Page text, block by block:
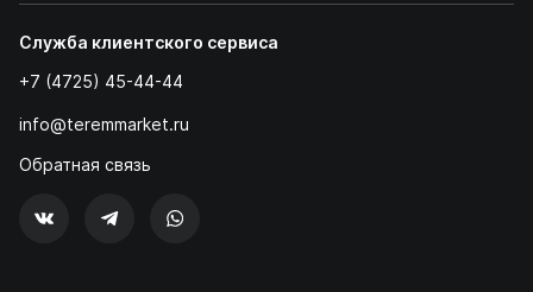
Служба клиентского сервиса
+7 (4725) 45-44-44
info@teremmarket.ru
Обратная связь